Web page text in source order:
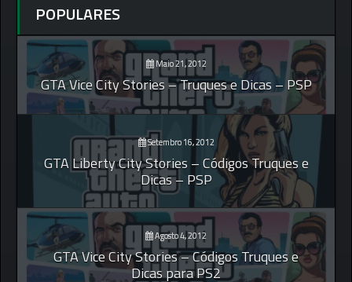
POPULARES
Maio 21, 2012
GTA Vice City Stories – Truques e Dicas – PSP
Setembro 16, 2012
GTA Liberty City Stories – Códigos Truques e
Dicas – PSP
Agosto 4, 2012
GTA Vice City Stories – Códigos Truques e
Dicas para PS2